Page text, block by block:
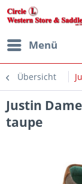
Menü
Übersicht
Justin
taupe